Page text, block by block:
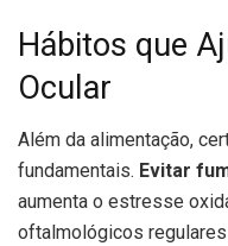
Hábitos que
Ocular
Além da alimentação,
fundamentais. Evitar
aumenta o estresse
oftalmológicos